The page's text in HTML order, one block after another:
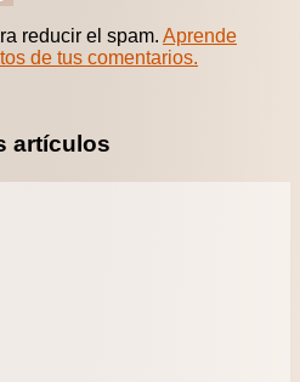
reducir el spam. Aprende
de tus comentarios.
artículos